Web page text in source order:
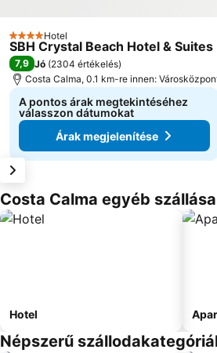
4 Kategória
Hotel
SBH Crystal Beach Hotel & Suites
7,9 Jó (2304 értékelés)
Costa Calma, 0.1 km-re innen:
A pontos árak megtekintéséhez
válasszon dátumokat
Árak megjelenítése
Costa Calma egyéb
Hotel
Népszerű